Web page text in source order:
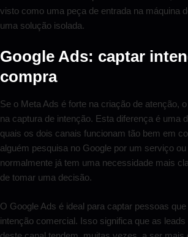
visto como uma peça de entrada na máquina
uma solução isolada.
Google Ads: captar
compra
Se o Meta Ads é forte na criação de atenção,
na captura de intenção. Esta diferença é uma
quais os dois canais funcionam tão bem em
alguém pesquisa no Google por um serviço
normalmente já tem uma necessidade mais
de tomar uma decisão.
O Google Ads é ideal para captar pessoas
intenção comercial. Isso significa que as